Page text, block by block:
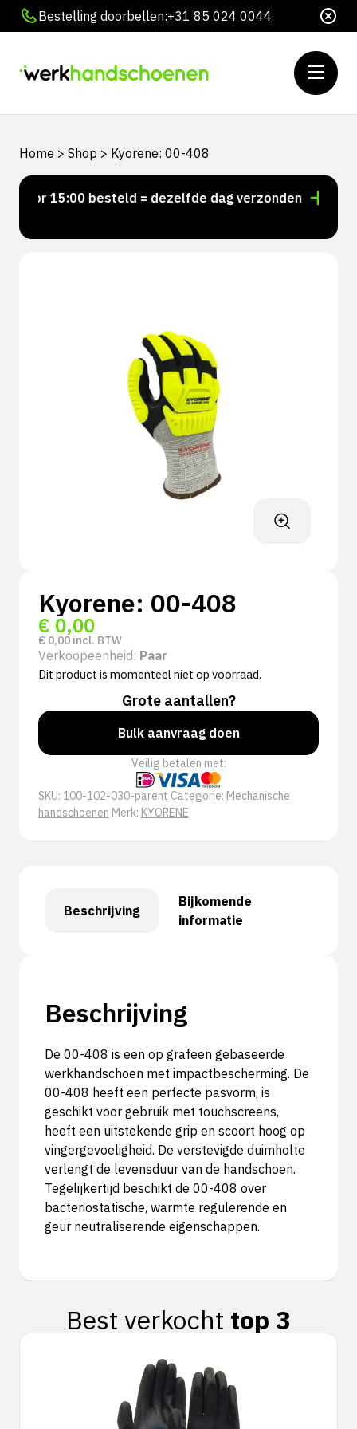
Bestelling doorbellen:+31 85 024 0044
Home > Shop > Kyorene: 00-408
Voor 15:00 besteld = dezelfde dag verzonden
Kyorene: 00-408
€ 0,00
€ 0,00 incl. BTW
Verkoopeenheid: Paar
Dit product is momenteel niet op voorraad.
Grote aantallen?
Bulk aanvraag doen
Veilig betalen met:
SKU: 100-102-030-parent Categorie: Mechanische
handschoenen Merk: KYORENE
Beschrijving
Bijkomende
informatie
Beschrijving
De 00-408 is een op grafeen gebaseerde
werkhandschoen met impactbescherming. De
00-408 heeft een perfecte pasvorm, is
geschikt voor gebruik met touchscreens,
heeft een uitstekende grip en scoort hoog op
vingergevoeligheid. De verstevigde duimholte
verlengt de levensduur van de handschoen.
Tegelijkertijd beschikt de 00-408 over
bacteriostatische, warmte regulerende en
geur neutraliserende eigenschappen.
Best verkocht top 3